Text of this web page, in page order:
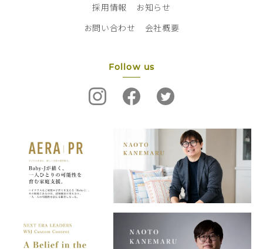
採用情報
お知らせ
お問い合わせ
会社概要
Follow us